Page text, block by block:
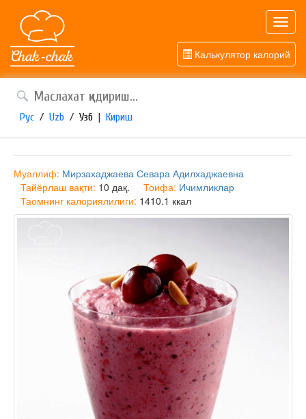
Калькулятор калорий
Рус / Uzb / Узб | Кириш
Муаллиф: Мирзахаджаева Севара Адилхаджаевна
Тайёрлаш вақти: 10 дақ. Тоифа: Ичимликлар
Таомнинг калориялилиги: 1410.1 ккал